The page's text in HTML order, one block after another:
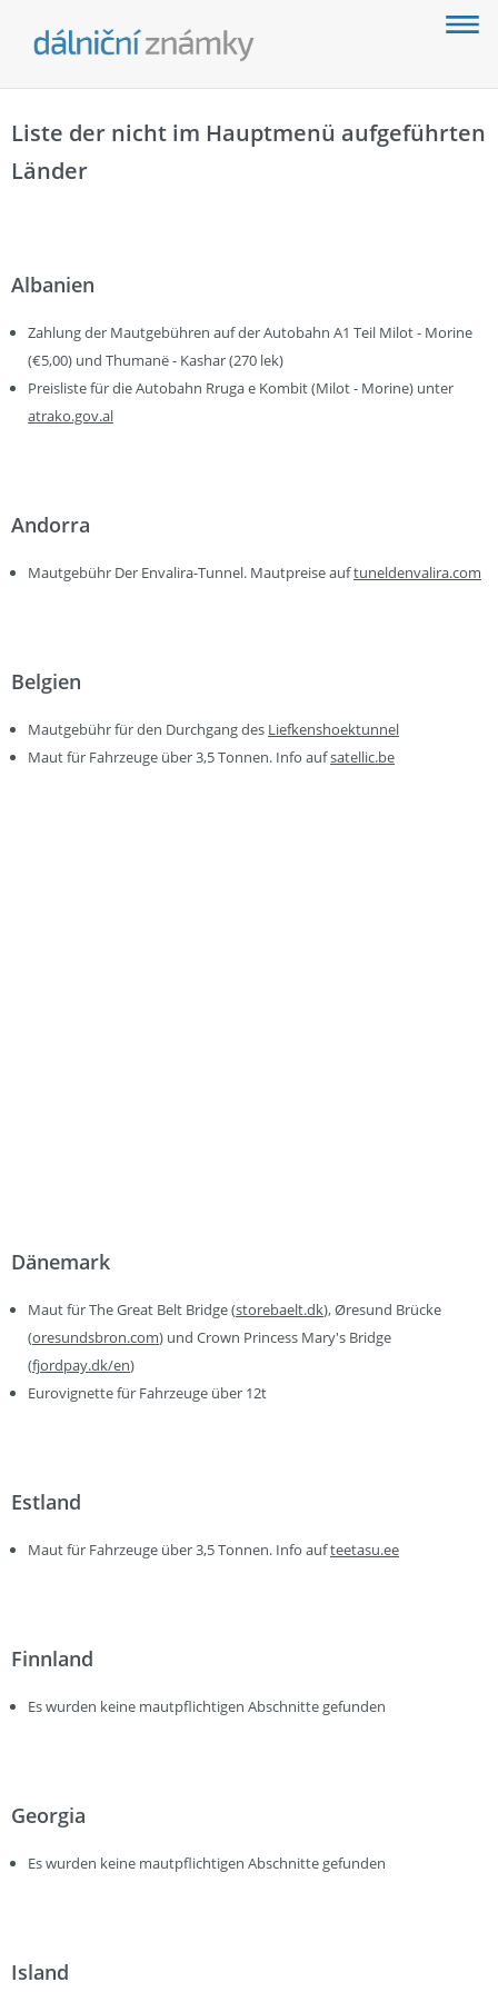
Liste der nicht im Hauptmenü aufgeführten
Länder
Albanien
Zahlung der Mautgebühren auf der Autobahn A1 Teil Milot - Morine
(€5,00) und Thumanë - Kashar (270 lek)
Preisliste für die Autobahn Rruga e Kombit (Milot - Morine) unter
atrako.gov.al
Andorra
Mautgebühr Der Envalira-Tunnel. Mautpreise auftuneldenvalira.com
Belgien
Mautgebühr für den Durchgang des Liefkenshoektunnel
Maut für Fahrzeuge über 3,5 Tonnen. Info aufsatellic.be
Dänemark
Maut für The Great Belt Bridge (storebaelt.dk), Øresund Brücke
(oresundsbron.com) und Crown Princess Mary's Bridge
(fjordpay.dk/en)
Eurovignette für Fahrzeuge über 12t
Estland
Maut für Fahrzeuge über 3,5 Tonnen. Info aufteetasu.ee
Finnland
Es wurden keine mautpflichtigen Abschnitte gefunden
Georgia
Es wurden keine mautpflichtigen Abschnitte gefunden
Island